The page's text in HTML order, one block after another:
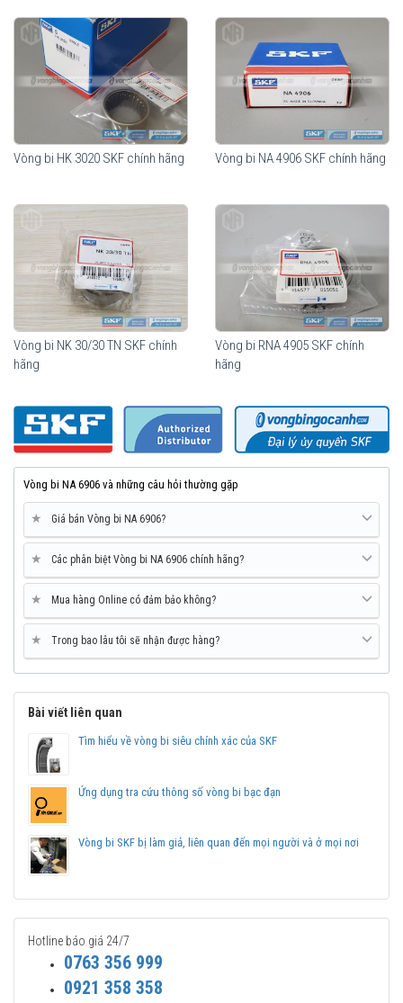
Vòng bi HK 3020 SKF chính hãng Vòng bi NA 4906 SKF chính hãng
Vòng bi NK 30/30 TN SKF chính
hãng
Vòng bi RNA 4905 SKF chính
hãng
Vòng bi NA 6906 và những câu hỏi thường gặp
★ Giá bán Vòng bi NA 6906?
★ Các phân biệt Vòng bi NA 6906 chính hãng?
★ Mua hàng Online có đảm bảo không?
★ Trong bao lâu tôi sẽ nhận được hàng?
Bài viết liên quan
Tìm hiểu về vòng bi siêu chính xác của SKF
Ứng dụng tra cứu thông số vòng bi bạc đạn
Vòng bi SKF bị làm giả, liên quan đến mọi người và ở mọi nơi
Hotline báo giá 24/7
0763 356 999
0921 358 358